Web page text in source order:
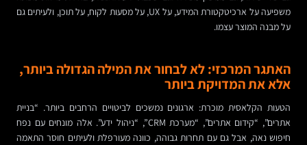
משפיעה על ארכיטקטורת המידע, על UX, על מסעות לקוח, על תוכן, ולעיתים גם
על מבנה המוצר עצמו.
האתגר המרכזי: לא לבחור את המילה הגדולה ביותר,
אלא את המדויקת ביותר
הטעות הקלאסית מוכרת: ארגונים נמשכים לביטויים הרחבים ביותר. “בניית
אתרים”, “קידום אתרים”, “מערכת CRM”, “ניהול ידע”. אלה מונחים עם נפח
חיפוש נאה, אבל גם עם תחרות גבוהה, כוונה מעורפלת ולעיתים חוסר התאמה